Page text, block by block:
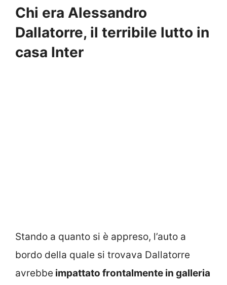
Chi era Alessandro
Dallatorre, il terribile lutto in
casa Inter
Stando a quanto si è appreso, l’auto a
bordo della quale si trovava Dallatorre
avrebbe impattato frontalmente in galleria